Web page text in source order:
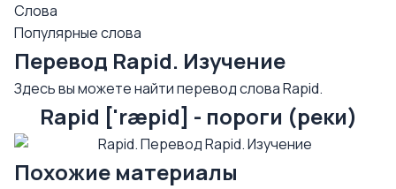
Слова
Популярные слова
Перевод Rapid. Изучение
Здесь вы можете найти перевод слова Rapid.
Rapid ['ræpid] - пороги (реки)
Похожие материалы